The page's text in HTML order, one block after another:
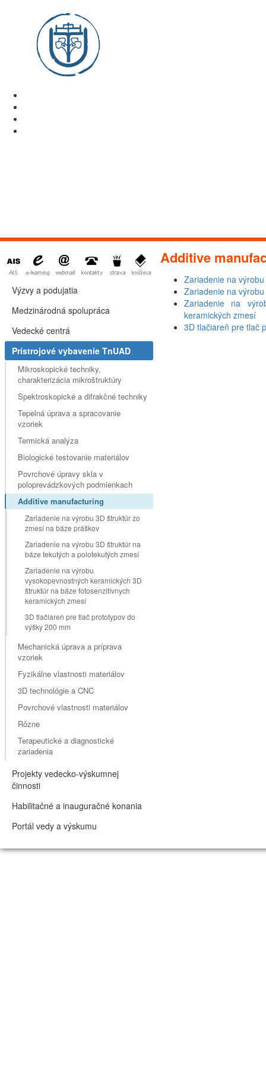
Additive
Zariadenie na
Zariadenie na
Zariadenie na
keramických zmesí
3D tlačiareň pre tlač
Výzvy a podujatia
Medzinárodná spolupráca
Vedecké centrá
Prístrojové vybavenie TnUAD
Mikroskopické techniky,
charakterizácia mikroštruktúry
Spektroskopické a difrakčné techniky
Tepelná úprava a spracovanie
vzoriek
Termická analýza
Biologické testovanie materiálov
Povrchové úpravy skla v
poloprevádzkových podmienkach
Additive manufacturing
Zariadenie na výrobu 3D štruktúr zo
zmesí na báze práškov
Zariadenie na výrobu 3D štruktúr na
báze tekutých a polotekutých zmesí
Zariadenie na výrobu
vysokopevnostných keramických 3D
štruktúr na báze fotosenzitívnych
keramických zmesí
3D tlačiareň pre tlač prototypov do
výšky 200 mm
Mechanická úprava a príprava
vzoriek
Fyzikálne vlastnosti materiálov
3D technológie a CNC
Povrchové vlastnosti materiálov
Rôzne
Terapeutické a diagnostické
zariadenia
Projekty vedecko-výskumnej
činnosti
Habilitačné a inauguračné konania
Portál vedy a výskumu